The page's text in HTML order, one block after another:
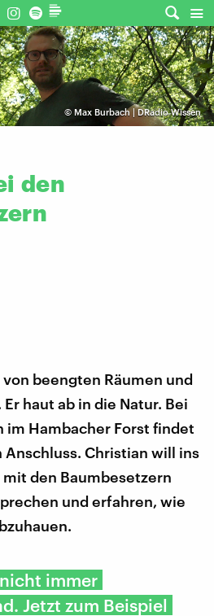
© Max Burbach | DRadio Wissen
den
beengten Räumen und
haut ab in die Natur. Bei
im Hambacher Forst findet
Anschluss. Christian will ins
den Baumbesetzern
und erfahren, wie
immer
Jetzt zum Beispiel